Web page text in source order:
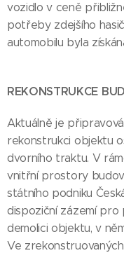
vozidlo v ceně
potřeby zdejšího
automobilu byla
REKONSTRUKCE
Aktuálně je
rekonstrukci objektu
dvorního traktu. V
vnitřní prostory
státního podniku
dispoziční zázemí pro
demolici objektu, v
Ve